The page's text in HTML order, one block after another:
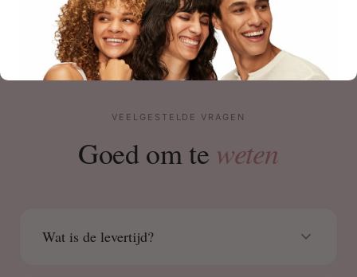
VEELGESTELDE VRAGEN
Goed om te weten
Wat is de levertijd?